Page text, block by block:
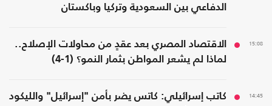
الدفاعي بين السعودية وتركيا وباكستان
15:08
الاقتصاد المصري بعد عقدٍ من محاولات الإصلاح..
لماذا لم يشعر المواطن بثمار النمو؟ (1-4)
14:45
كاتب إسرائيلي: كاتس يضر بأمن "إسرائيل" والليكود